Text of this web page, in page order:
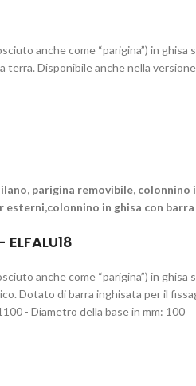
anche come “parigina”) in
terra. Disponibile anche nella
parigina removibile,
esterni,colonnino in ghisa con
anche come “parigina”) in
Dotato di barra inghisata per il
- Diametro della base in mm: 100